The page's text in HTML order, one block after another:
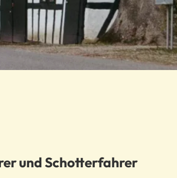
und Schotterfahrer